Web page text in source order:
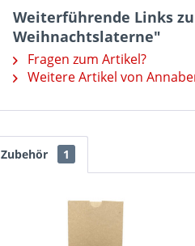
Weiterführende Links
Weihnachtslaterne"
Fragen zum Artikel?
Weitere Artikel von
Zubehör 1